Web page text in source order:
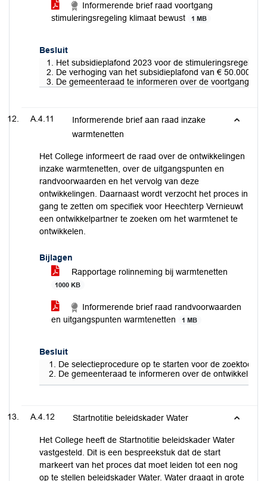
Informerende brief raad voortgang
stimuleringsregeling klimaat bewust
1 MB
Besluit
1. Het subsidieplafond 2023 voor de stimuleringsregeling
2. De verhoging van het subsidieplafond van € 50.000
3. De gemeenteraad te informeren over de voortgang
A.4.11
Informerende brief aan raad inzake
warmtenetten
Het College informeert de raad over de ontwikkelingen
inzake warmtenetten, over de uitgangspunten en
randvoorwaarden en het vervolg van deze
ontwikkelingen. Daarnaast wordt verzocht het proces in
gang te zetten om specifiek voor Heechterp Vernieuwt
een ontwikkelpartner te zoeken om het warmtenet te
ontwikkelen.
Bijlagen
Rapportage rolinneming bij warmtenetten
1000 KB
Informerende brief raad randvoorwaarden
en uitgangspunten warmtenetten
1 MB
Besluit
De selectieprocedure op te starten voor de zoektocht
De gemeenteraad te informeren over de
A.4.12 Startnotitie beleidskader Water
Het College heeft de Startnotitie beleidskader Water
vastgesteld. Dit is een bespreekstuk dat de start
markeert van het proces dat moet leiden tot een nog
op te stellen beleidskader Water. Water draagt in grote